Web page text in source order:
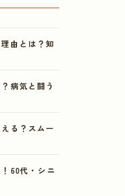
由とは？知
病気と闘う
る？スムー
60代・シニ